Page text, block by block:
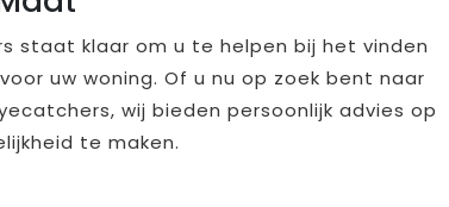
staat klaar om u te helpen bij het vinden
uw woning. Of u nu op zoek bent naar
wij bieden persoonlijk advies op
te maken.